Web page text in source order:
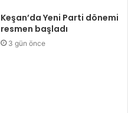
Keşan’da Yeni Parti dönemi
resmen başladı
3 gün önce